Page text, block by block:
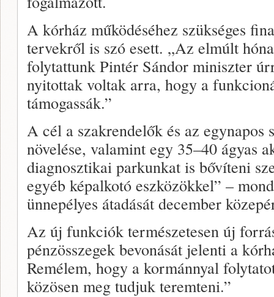
A kórház működéséhez szükséges
tervekről is szó esett. „Az elmúlt
folytattunk Pintér Sándor miniszter
nyitottak voltak arra, hogy a
támogassák.”
A cél a szakrendelők és az egynapos
növelése, valamint egy 35–40 ágyas
diagnosztikai parkunkat is bővíteni
egyéb képalkotó eszközökkel” –
ünnepélyes átadását december
Az új funkciók természetesen új
pénzösszegek bevonását jelenti a
Remélem, hogy a kormánnyal
közösen meg tudjuk teremteni.”